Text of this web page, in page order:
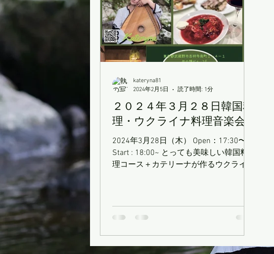
２０２４年３月２８日韓国料
理・ウクライナ料理音楽会
2024年3月28日（木） Open：17:30〜
Start : 18:00~ とっても美味しい韓国料
理コース＋カテリーナが作るウクライナ
kateryna81
2024年2月5日
読了時間: 1分